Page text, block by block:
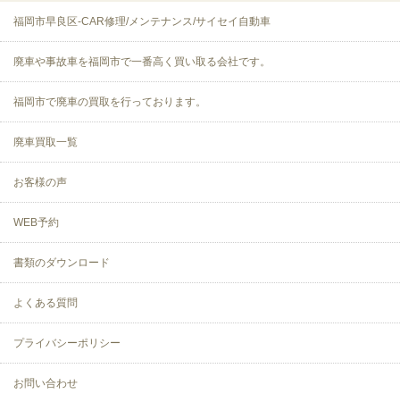
福岡市早良区-CAR修理/メンテナンス/サイセイ自動車
廃車や事故車を福岡市で一番高く買い取る会社です。
福岡市で廃車の買取を行っております。
廃車買取一覧
お客様の声
WEB予約
書類のダウンロード
よくある質問
プライバシーポリシー
お問い合わせ